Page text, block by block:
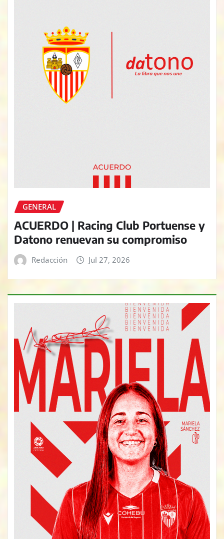
GENERAL
ACUERDO | Racing Club Portuense y
Datono renuevan su compromiso
Redacción Jul 27, 2026